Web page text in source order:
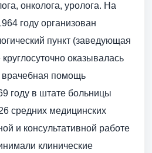
онколога, уролога. На
году организован
пункт (заведующая
оказывалась
помощь
году в штате больницы
средних медицинских
и консультативной работе
клинические